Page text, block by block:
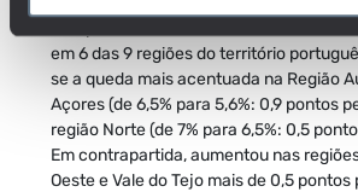
em 6 das 9 regiões do território
se a queda mais acentuada na Região
Açores (de 6,5% para 5,6%: 0,9 pontos
região Norte (de 7% para 6,5%: 0,5
Em contrapartida, aumentou nas
Oeste e Vale do Tejo mais de 0,5